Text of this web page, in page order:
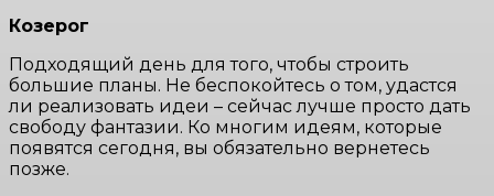
Козерог
Подходящий день для того, чтобы строить
большие планы. Не беспокойтесь о том, удастся
ли реализовать идеи – сейчас лучше просто дать
свободу фантазии. Ко многим идеям, которые
появятся сегодня, вы обязательно вернетесь
позже.